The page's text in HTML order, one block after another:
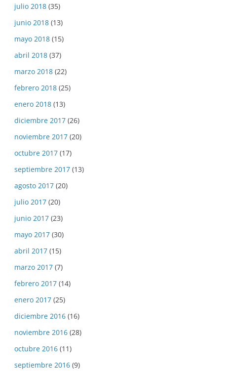
julio 2018 (35)
junio 2018 (13)
mayo 2018 (15)
abril 2018 (37)
marzo 2018 (22)
febrero 2018 (25)
enero 2018 (13)
diciembre 2017 (26)
noviembre 2017 (20)
octubre 2017 (17)
septiembre 2017 (13)
agosto 2017 (20)
julio 2017 (20)
junio 2017 (23)
mayo 2017 (30)
abril 2017 (15)
marzo 2017 (7)
febrero 2017 (14)
enero 2017 (25)
diciembre 2016 (16)
noviembre 2016 (28)
octubre 2016 (11)
septiembre 2016 (9)